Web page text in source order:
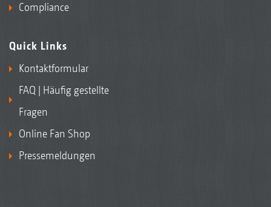
Compliance
Quick Links
Kontaktformular
FAQ | Häufig gestellte
Fragen
Online Fan Shop
Pressemeldungen